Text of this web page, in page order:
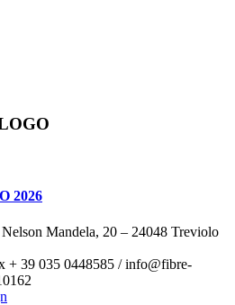
2026
Mandela, 20 – 24048 Treviolo
+ 39 035 0448585 / info@fibre-